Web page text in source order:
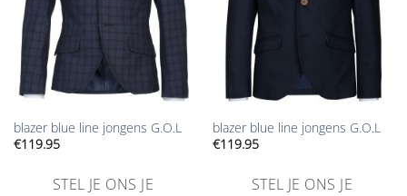
blazer blue line jongens G.O.L
€119.95
STEL JE ONS JE
blazer blue line jongens G.O.L
€119.95
STEL JE ONS JE